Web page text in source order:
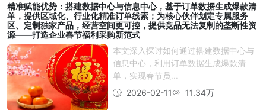
精准赋能优势：搭建数据中心与信息中心，基于订单数据生成爆款清
单，提供区域化、行业化精准订单线索；为核心伙伴划定专属服务
区、定制独家产品，经营空间更可控，提供竞品无法复制的垄断性资
源——打造企业春节福利采购新范式
本文深入探讨如何通过搭建数据中心与
信息中心，利用订单数据生成爆款清
单，实现春节员...
2026-02-11
11.34万